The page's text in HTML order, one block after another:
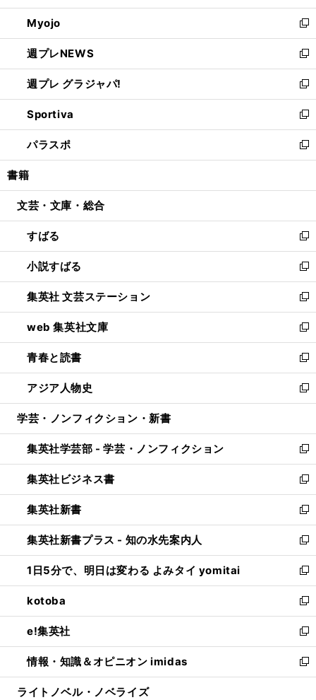
開
く
ウ
で
開
く
ン
ド
ウ
で
開
く
ウ
ィ
ン
ド
ウ
で
開
く
Myojo
新
し
い
ウ
ィ
ン
ド
ウ
で
開
週プレNEWS
新
し
い
ウ
ィ
ン
ド
ウ
開
週プレ グラジャパ!
新
し
い
ウ
ィ
ン
ウ
開
く
Sportiva
新
し
い
ウ
ン
ウ
で
開
く
パラスポ
新
し
ウ
ン
ド
ウ
で
開
く
書籍
文芸・文庫・総合
すばる
新
し
い
ウ
ィ
ン
ド
ウ
で
開
く
小説すばる
新
し
い
ウ
ィ
ン
ド
ウ
で
開
集英社 文芸ステーション
新
し
い
ウ
ィ
ン
ド
ウ
開
く
web 集英社文庫
新
し
い
ウ
ィ
ン
ウ
で
開
く
青春と読書
新
し
い
ウ
ン
ド
ウ
で
開
く
アジア人物史
新
し
ウ
ィ
ン
ド
ウ
で
開
く
学芸・ノンフィクション・新書
集英社学芸部 - 学芸・ノンフィクション
新
し
い
ウ
ィ
ン
ド
ウ
で
開
く
集英社ビジネス書
新
し
い
ウ
ィ
ン
ド
ウ
で
開
く
集英社新書
新
し
い
ウ
ィ
ン
ド
ウ
で
開
く
集英社新書プラス - 知の水先案内人
新
し
い
ウ
ィ
ン
ド
ウ
で
開
1日5分で、明日は変わる よみタイ yomitai
新
し
い
ウ
ィ
ン
ド
ウ
kotoba
新
し
い
ウ
ィ
ン
e!集英社
新
し
い
ウ
情報・知識＆オピニオン imidas
新
し
ライトノベル・ノベライズ